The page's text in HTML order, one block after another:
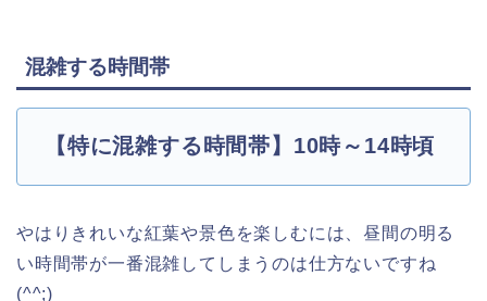
混雑する時間帯
【特に混雑する時間帯】10時～14時頃
やはりきれいな紅葉や景色を楽しむには、昼間の明る
い時間帯が一番混雑してしまうのは仕方ないですね
(^^;)